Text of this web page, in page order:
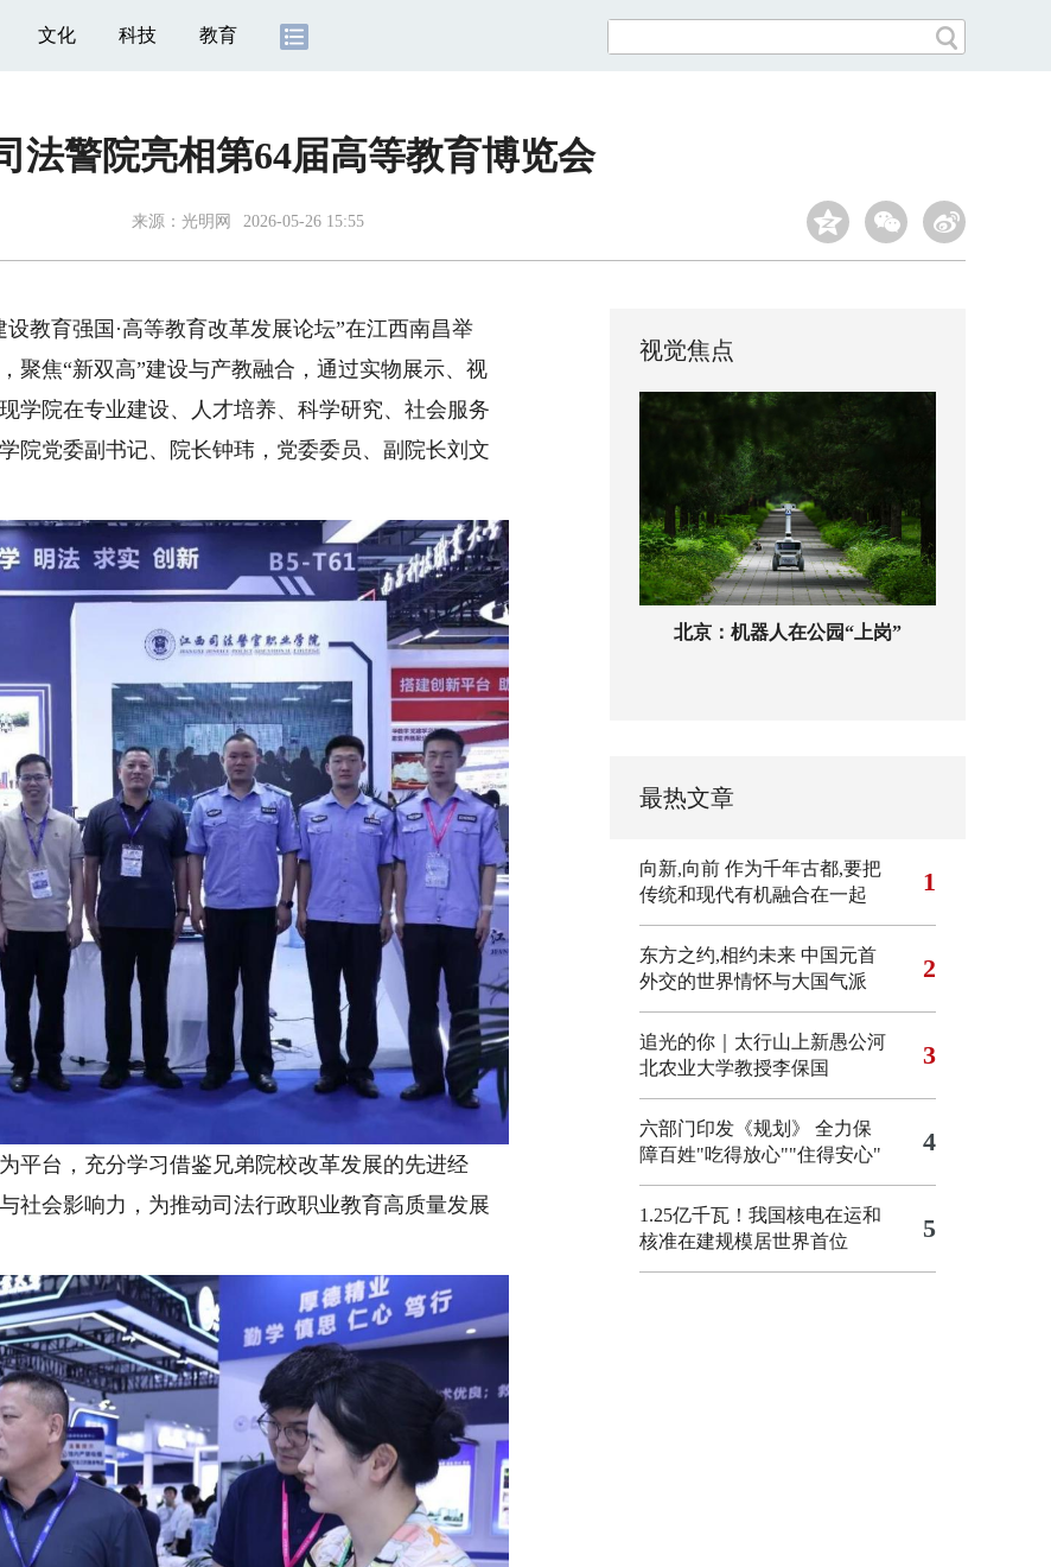
文化 科技 教育
法警院亮相第64届高等教育博览会
来源： 光明网 2026-05-26 15:55
育强国·高等教育改革发展论坛”在江西南昌举
聚焦“新双高”建设与产教融合，通过实物展示、视
学院在专业建设、人才培养、科学研究、社会服务
院党委副书记、院长钟玮，党委委员、副院长刘文
台，充分学习借鉴兄弟院校改革发展的先进经
社会影响力，为推动司法行政职业教育高质量发展
视觉焦点
北京：机器人在公园“上岗”
最热文章
向新,向前 作为千年古都,要把
传统和现代有机融合在一起
1
东方之约,相约未来 中国元首
外交的世界情怀与大国气派
2
追光的你｜太行山上新愚公河
北农业大学教授李保国
3
六部门印发《规划》 全力保
障百姓"吃得放心""住得安心"
4
1.25亿千瓦！我国核电在运和
核准在建规模居世界首位
5